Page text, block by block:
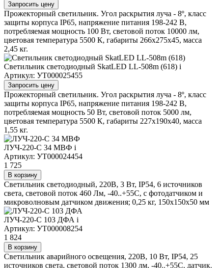
Запросить цену
Прожекторный светильник. Угол раскрытия луча - 8º, класс
защиты корпуса IP65, напряжение питания 198-242 В,
потребляемая мощность 100 Вт, световой поток 10000 лм,
цветовая температура 5500 К, габариты 266х275х45, масса
2,45 кг.
Светильник светодиодный SkatLED LL-508m (618) i
Артикул: УТ000025455
Запросить цену
Прожекторный светильник. Угол раскрытия луча - 8º, класс
защиты корпуса IP65, напряжение питания 198-242 В,
потребляемая мощность 50 Вт, световой поток 5000 лм,
цветовая температура 5500 К, габариты 227х190х40, масса
1,55 кг.
ЛУЧ-220-С 34 МВФ i
Артикул: УТ000024454
1 725
В корзину
Светильник светодиодный, 220В, 3 Вт, IP54, 6 источников
света, световой поток 460 Лм, -40..+55С, с фотодатчиком и
микроволновым датчиком движения; 0,25 кг, 150х150х50 мм
ЛУЧ-220-С 103 ДФА i
Артикул: УТ000008254
1 824
В корзину
Светильник аварийного освещения, 220В, 10 Вт, IP54, 25
источников света, световой поток 1300 лм, -40..+55С, датчик.